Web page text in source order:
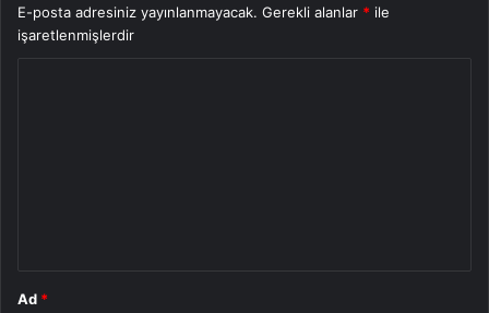
E-posta adresiniz yayınlanmayacak. Gerekli alanlar * ile
işaretlenmişlerdir
Ad *